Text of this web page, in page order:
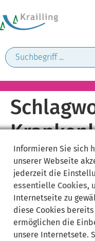
Informieren Sie sich
unserer Webseite
jederzeit die
essentielle Cookies,
Internetseite zu
diese Cookies
ermöglichen die
unsere Internetsete.